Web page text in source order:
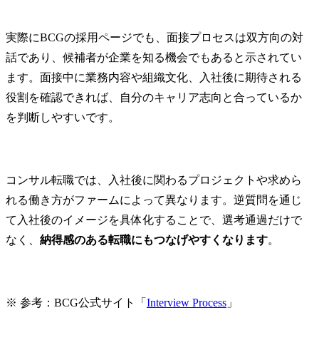
実際にBCGの採用ページでも、面接プロセスは双方向の対
話であり、候補者が企業を知る機会でもあると示されてい
ます。面接中に業務内容や組織文化、入社後に期待される
役割を確認できれば、自分のキャリア志向と合っているか
を判断しやすいです。
コンサル転職では、入社後に関わるプロジェクトや求めら
れる働き方がファームによって異なります。逆質問を通じ
て入社後のイメージを具体化することで、選考通過だけで
なく、 納得感のある転職にもつなげやすくなります。
※ 参考：BCG公式サイト「 Interview Process 」